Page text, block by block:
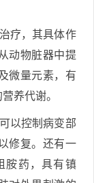
疗，其具体作
动物脏器中提
微量元素，有
养代谢。
以控制病变部
修复。还有一
胺药，具有镇